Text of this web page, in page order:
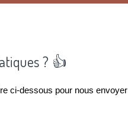
? 👍
ci-dessous pour nous